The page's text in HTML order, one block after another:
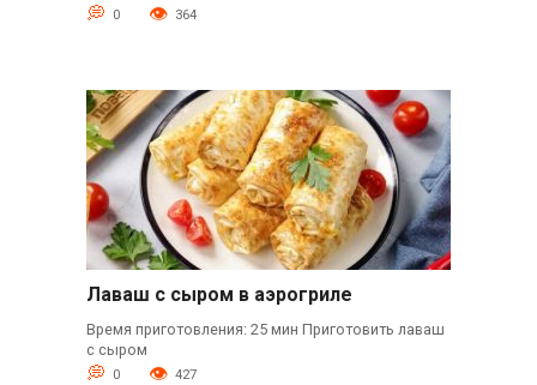
0 364
Лаваш с сыром в аэрогриле
Время приготовления: 25 мин Приготовить лаваш
с сыром
0 427